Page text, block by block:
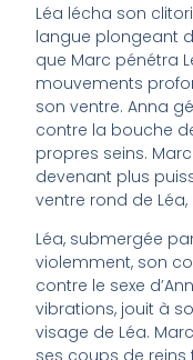
Léa lécha son
langue plongeant
que Marc pénétra
mouvements
son ventre. Anna
contre la bouche
propres seins.
devenant plus
ventre rond de
Léa, submergée
violemment, son
contre le sexe
vibrations, jouit à
visage de Léa.
ses coups de reins